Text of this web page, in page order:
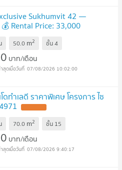
Sukhumvit 42 —
💰 Rental Price: 33,000
50.0 m2 ชั้น4
บาท/เดือน
07/08/2026 10:02:00
ทำเลดี ราคาพิเศษ โครงการ ไซ
70.0 m2 ชั้น 15
บาท/เดือน
07/08/2026 9:40:17